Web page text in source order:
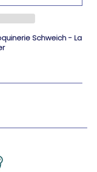
Schweich - La